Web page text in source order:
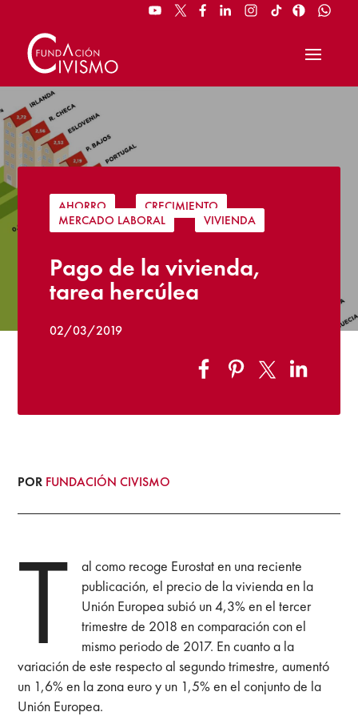
AHORRO | CRECIMIENTO
|
MERCADO LABORAL
| VIVIENDA
Pago de la vivienda,
tarea hercúlea
02/03/2019
POR FUNDACIÓN CIVISMO
T
al como recoge Eurostat en una reciente
publicación, el precio de la vivienda en la
Unión Europea subió un 4,3% en el tercer
trimestre de 2018 en comparación con el
mismo periodo de 2017. En cuanto a la
variación de este respecto al segundo trimestre, aumentó
un 1,6% en la zona euro y un 1,5% en el conjunto de la
Unión Europea.